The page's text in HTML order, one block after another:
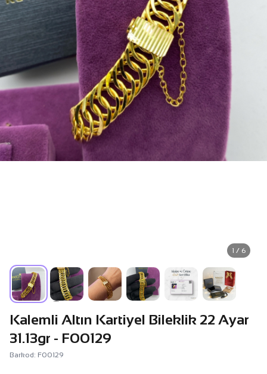
1 / 6
Kalemli Altın Kartiyel Bileklik 22 Ayar
31.13gr - F00129
Barkod: F00129